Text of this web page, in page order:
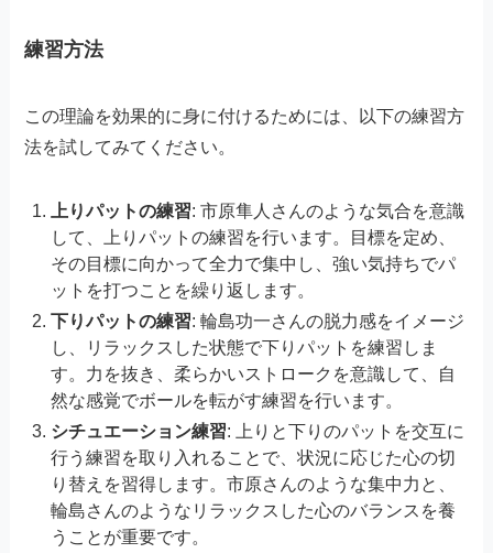
練習方法
この理論を効果的に身に付けるためには、以下の練習方
法を試してみてください。
上りパットの練習: 市原隼人さんのような気合を意識
して、上りパットの練習を行います。目標を定め、
その目標に向かって全力で集中し、強い気持ちでパ
ットを打つことを繰り返します。
下りパットの練習: 輪島功一さんの脱力感をイメージ
し、リラックスした状態で下りパットを練習しま
す。力を抜き、柔らかいストロークを意識して、自
然な感覚でボールを転がす練習を行います。
シチュエーション練習: 上りと下りのパットを交互に
行う練習を取り入れることで、状況に応じた心の切
り替えを習得します。市原さんのような集中力と、
輪島さんのようなリラックスした心のバランスを養
うことが重要です。